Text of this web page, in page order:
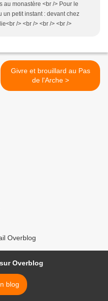
au monastère <br /> Pour le
un petit instant : devant chez
/> <br /> <br /> <br />
Givre et brouillard au Pas
de l'Arche >
Overblog
Overblog
blog